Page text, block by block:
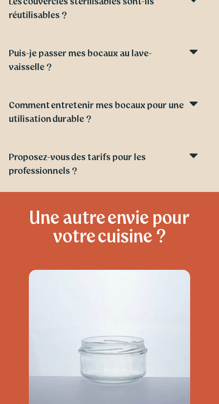
réutilisables ?
Puis-je passer mes bocaux au lave-
vaisselle ?
Comment entretenir mes bocaux pour une
utilisation durable ?
Proposez-vous des tarifs pour les
professionnels ?
Une autre envie pour
votre cuisine ?